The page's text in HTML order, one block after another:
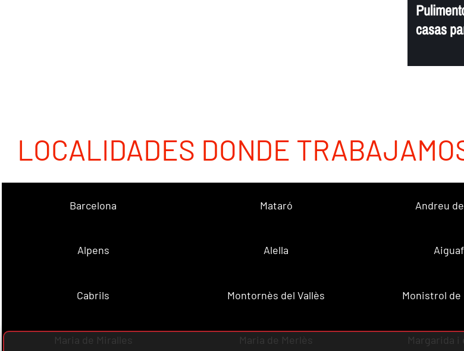
casas
LOCALIDADES DONDE
Barcelona Mataró Andreu
Alpens Alella
Cabrils Montornès del Vallès Monistrol
Maria de Miralles Maria de Merlès Margarida i